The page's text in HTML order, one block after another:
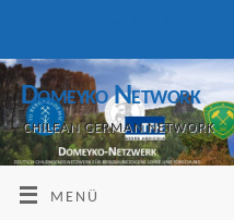
Domeyko Network
CHILEAN GERMAN NETWORK
MENÜ